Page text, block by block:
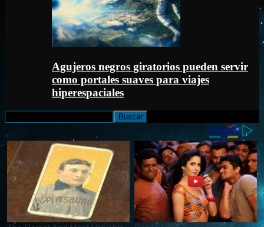
Agujeros negros giratorios pueden servir
como portales suaves para viajes
hiperespaciales